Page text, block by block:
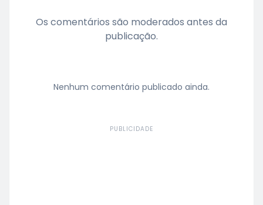
Os comentários são moderados antes da
publicação.
Nenhum comentário publicado ainda.
PUBLICIDADE